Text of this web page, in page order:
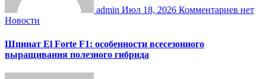
admin Июл 18, 2026 Комментариев нет
Новости
Шпинат El Forte F1: особенности всесезонного
выращивания полезного гибрида